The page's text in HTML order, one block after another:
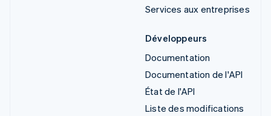
Services aux entreprises
Développeurs
Documentation
Documentation de l'API
État de l'API
Liste des modifications